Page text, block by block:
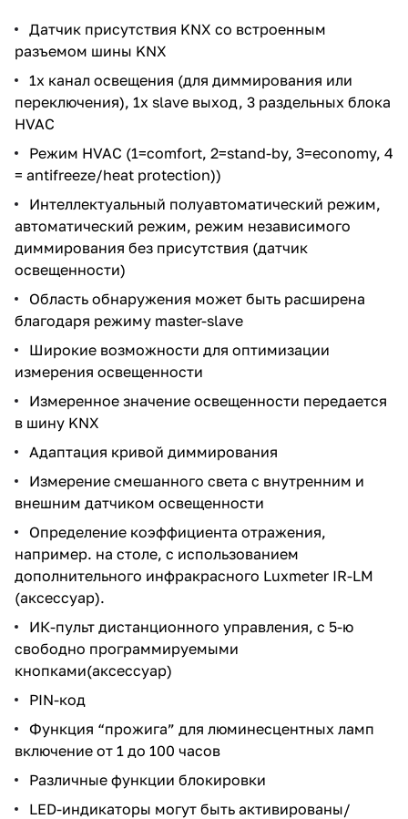
Датчик присутствия KNX со встроенным
разъемом шины KNX
1х канал освещения (для диммирования или
переключения), 1x slave выход, 3 раздельных блока
HVAC
Режим HVAC (1=comfort, 2=stand-by, 3=economy, 4
= antifreeze/heat protection))
Интеллектуальный полуавтоматический режим,
автоматический режим, режим независимого
диммирования без присутствия (датчик
освещенности)
Область обнаружения может быть расширена
благодаря режиму master-slave
Широкие возможности для оптимизации
измерения освещенности
Измеренное значение освещенности передается
в шину KNX
Адаптация кривой диммирования
Измерение смешанного света с внутренним и
внешним датчиком освещенности
Определение коэффициента отражения,
например. на столе, с использованием
дополнительного инфракрасного Luxmeter IR-LM
(аксессуар).
ИК-пульт дистанционного управления, с 5-ю
свободно программируемыми
кнопками(аксессуар)
PIN-код
Функция “прожига” для люминесцентных ламп
включение от 1 до 100 часов
Различные функции блокировки
LED-индикаторы могут быть активированы/